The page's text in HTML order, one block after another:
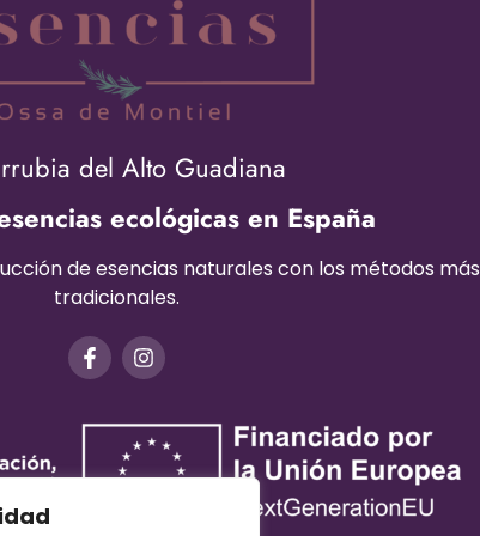
del Alto Guadiana
ecológicas en España
de esencias naturales con los métodos más
tradicionales.